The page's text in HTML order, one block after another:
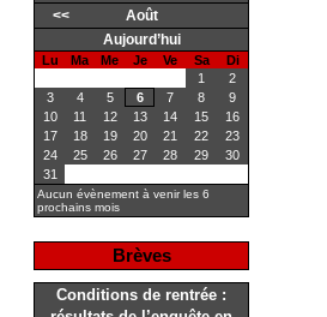
<<
Août
Aujourd’hui
Lu Ma Me Je Ve Sa
Di
1
2
3
4 5 6 7 8
9
10
11 12 13 14 15
16
17
18 19 20 21 22
23
24
25 26 27 28 29
30
31
Aucun évènement à venir les 6
prochains mois
Brèves
Conditions de rentrée :